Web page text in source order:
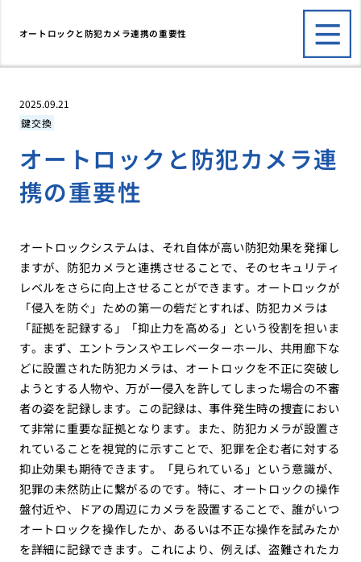
オートロックと防犯カメラ連携の重要性
2025.09.21
鍵交換
オートロックと防犯カメラ連
携の重要性
オートロックシステムは、それ自体が高い防犯効果を発揮し
ますが、防犯カメラと連携させることで、そのセキュリティ
レベルをさらに向上させることができます。オートロックが
「侵入を防ぐ」ための第一の砦だとすれば、防犯カメラは
「証拠を記録する」「抑止力を高める」という役割を担いま
す。まず、エントランスやエレベーターホール、共用廊下な
どに設置された防犯カメラは、オートロックを不正に突破し
ようとする人物や、万が一侵入を許してしまった場合の不審
者の姿を記録します。この記録は、事件発生時の捜査におい
て非常に重要な証拠となります。また、防犯カメラが設置さ
れていることを視覚的に示すことで、犯罪を企む者に対する
抑止効果も期待できます。「見られている」という意識が、
犯罪の未然防止に繋がるのです。特に、オートロックの操作
盤付近や、ドアの周辺にカメラを設置することで、誰がいつ
オートロックを操作したか、あるいは不正な操作を試みたか
を詳細に記録できます。これにより、例えば、盗難されたカ